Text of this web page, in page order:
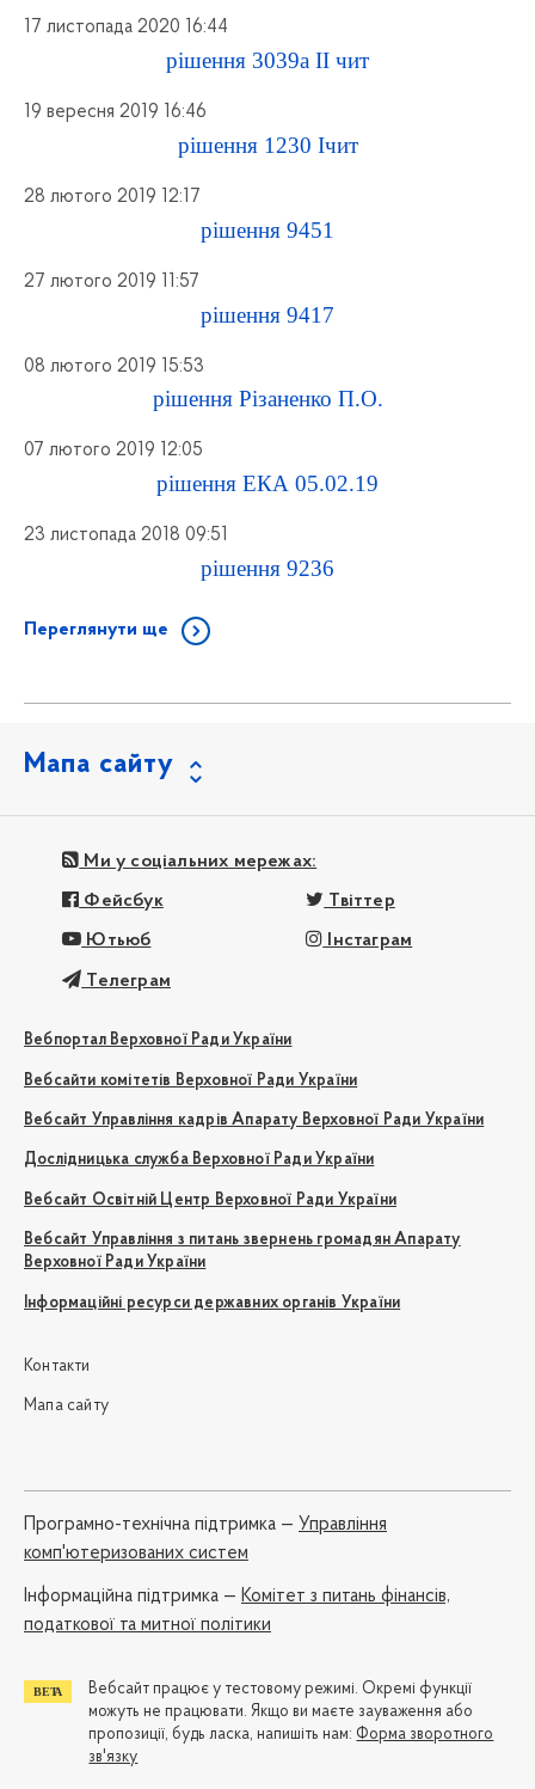
17 листопада 2020 16:44
рішення 3039а ІІ чит
19 вересня 2019 16:46
рішення 1230 Ічит
28 лютого 2019 12:17
рішення 9451
27 лютого 2019 11:57
рішення 9417
08 лютого 2019 15:53
рішення Різаненко П.О.
07 лютого 2019 12:05
рішення ЕКА 05.02.19
23 листопада 2018 09:51
рішення 9236
Переглянути ще
Мапа сайту
Ми у соціальних мережах:
Фейсбук Твіттер
Ютьюб Інстаграм
Телеграм
Вебпортал Верховної Ради України
Вебсайти комітетів Верховної Ради України
Вебсайт Управління кадрів Апарату Верховної Ради України
Дослідницька служба Верховної Ради України
Вебсайт Освітній Центр Верховної Ради України
Вебсайт Управління з питань звернень громадян Апарату
Верховної Ради України
Інформаційні ресурси державних органів України
Контакти
Мапа сайту
Програмно-технічна підтримка — Управління
комп'ютеризованих систем
Iнформаційна підтримка — Комітет з питань фінансів,
податкової та митної політики
Вебсайт працює у тестовому режимі. Окремі функції
можуть не працювати. Якщо ви маєте зауваження або
пропозиції, будь ласка, напишіть нам: Форма зворотного
зв'язку